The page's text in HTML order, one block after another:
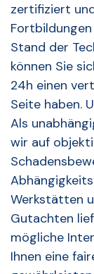
zertifiziert
Stand der
können Sie
24h einen
Seite haben.
Als
wir auf
Werkstätten
Gutachten
mögliche
Ihnen eine